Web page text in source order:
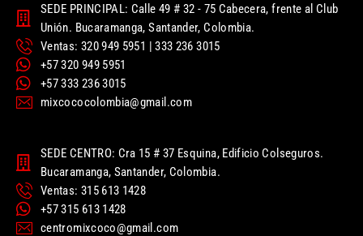
SEDE PRINCIPAL: Calle 49 # 32 - 75 Cabecera, frente al Club
Unión. Bucaramanga, Santander, Colombia.
Ventas: 320 949 5951 | 333 236 3015
+57 320 949 5951
+57 333 236 3015
mixcococolombia@gmail.com
SEDE CENTRO: Cra 15 # 37 Esquina, Edificio Colseguros.
Bucaramanga, Santander, Colombia.
Ventas: 315 613 1428
+57 315 613 1428
centromixcoco@gmail.com